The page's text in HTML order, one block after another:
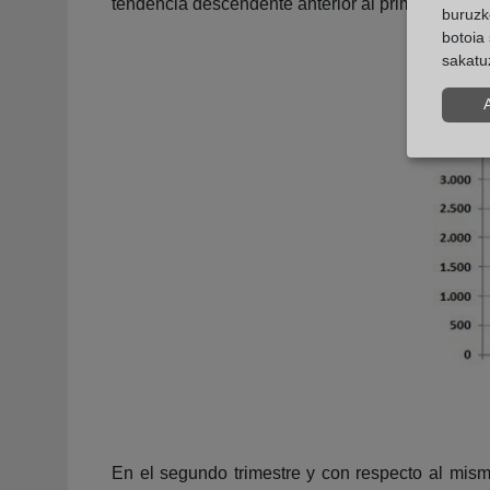
tendencia descendente anterior al primer
En el segundo trimestre y con respecto al
botoia